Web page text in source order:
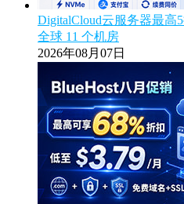
DigitalCloud云服务器最
全球 11 个机房
2026年08月07日